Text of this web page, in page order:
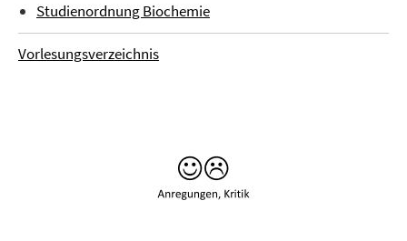
Studienordnung Biochemie
Vorlesungsverzeichnis